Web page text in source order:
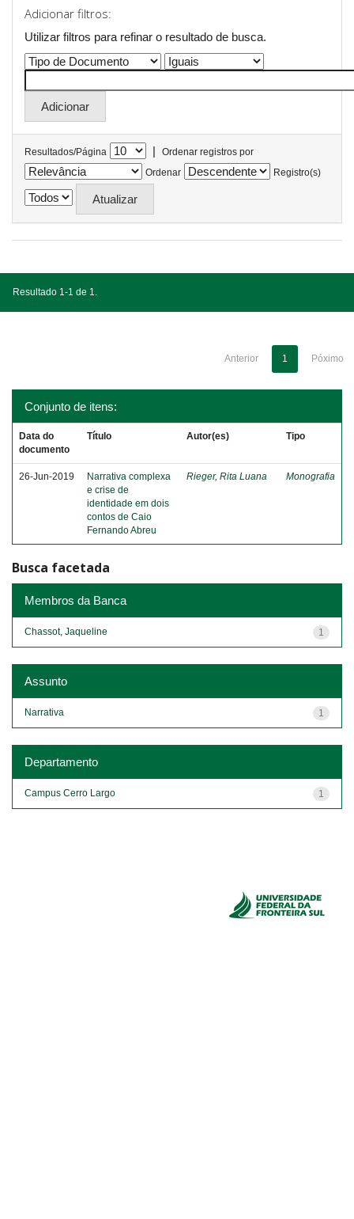
Adicionar filtros:
Utilizar filtros para refinar o resultado de busca.
Resultados/Página |
Ordenar registros por
Ordenar
Registro(s)
Resultado 1-1 de 1.
Anterior 1 Póximo
Conjunto de itens:
Data do
documento
Título Autor(es) Tipo
26-Jun-2019
Narrativa complexa
e crise de
identidade em dois
contos de Caio
Fernando Abreu
Rieger, Rita Luana Monografia
Busca facetada
Membros da Banca
1
Chassot, Jaqueline
Assunto
1
Narrativa
Departamento
1
Campus Cerro Largo